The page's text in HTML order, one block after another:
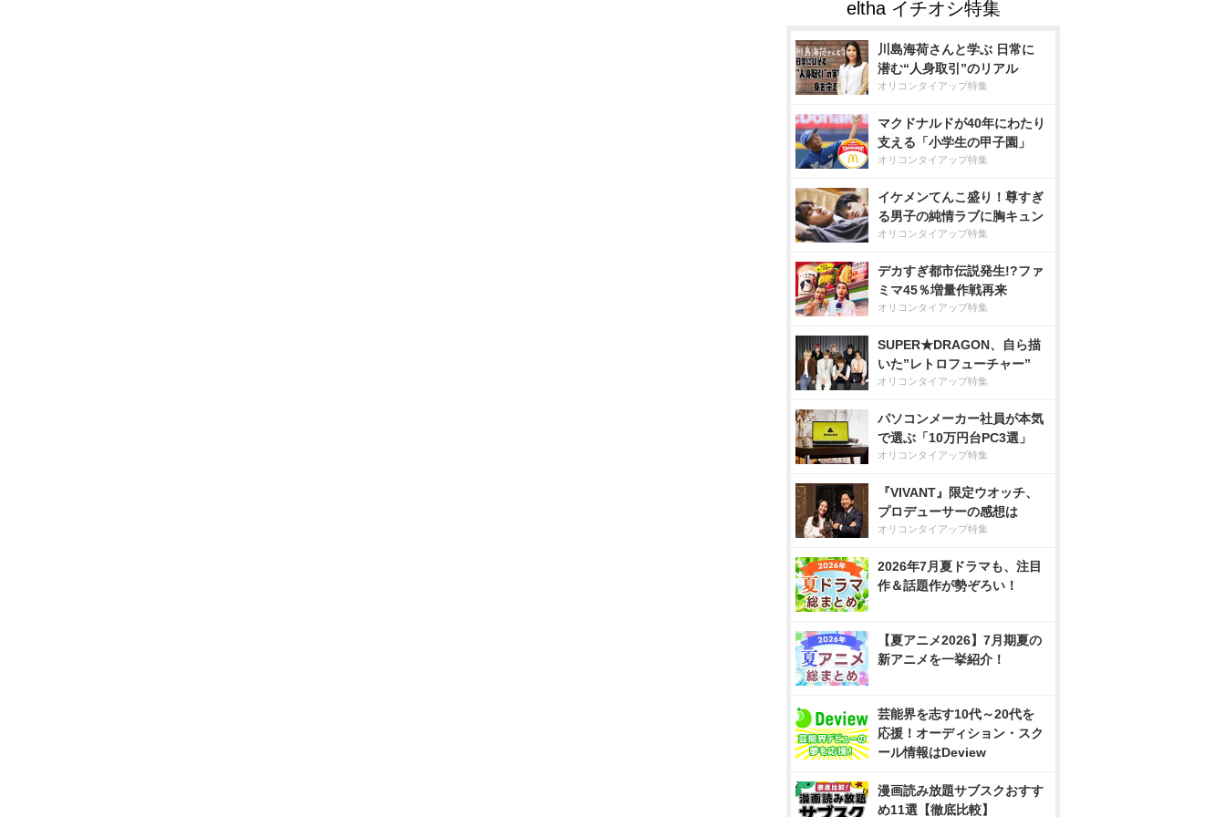
川島海荷さんと学ぶ 日常に
潜む“人身取引”のリアル
オリコンタイアップ特集
マクドナルドが40年にわたり
支える「小学生の甲子園」
オリコンタイアップ特集
イケメンてんこ盛り！尊すぎ
る男子の純情ラブに胸キュン
オリコンタイアップ特集
デカすぎ都市伝説発生!?ファ
ミマ45％増量作戦再来
オリコンタイアップ特集
SUPER★DRAGON、自ら描
いた”レトロフューチャー”
オリコンタイアップ特集
パソコンメーカー社員が本気
で選ぶ「10万円台PC3選」
オリコンタイアップ特集
『VIVANT』限定ウオッチ、
プロデューサーの感想は
オリコンタイアップ特集
2026年7月夏ドラマも、注目
作＆話題作が勢ぞろい！
【夏アニメ2026】7月期夏の
新アニメを一挙紹介！
芸能界を志す10代～20代を
応援！オーディション・スク
ール情報はDeview
漫画読み放題サブスクおすす
め11選【徹底比較】